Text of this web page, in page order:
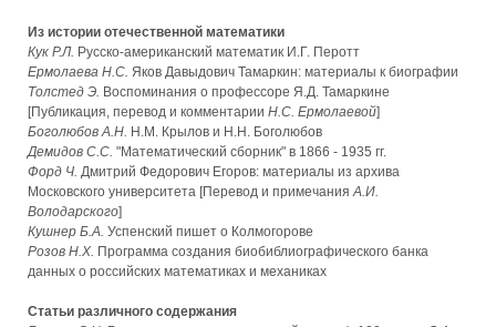
Из истории отечественной математики
Кук Р.Л. Русско-американский математик И.Г. Перотт
Ермолаева Н.С. Яков Давыдович Тамаркин: материалы к биографии
Толстед Э. Воспоминания о профессоре Я.Д. Тамаркине
[Публикация, перевод и комментарии Н.С. Ермолаевой]
Боголюбов А.Н. Н.М. Крылов и Н.Н. Боголюбов
Демидов С.С. "Математический сборник" в 1866 - 1935 гг.
Форд Ч. Дмитрий Федорович Егоров: материалы из архива
Московского университета [Перевод и примечанияА.И.
Володарского]
Кушнер Б.А. Успенский пишет о Колмогорове
Розов Н.Х. Программа создания биобиблиографического банка
данных о российских математиках и механиках
Статьи различного содержания